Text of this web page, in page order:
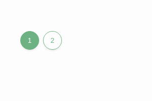
1 2